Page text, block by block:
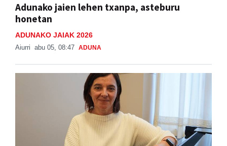
Adunako jaien lehen txanpa, asteburu
honetan
ADUNAKO JAIAK 2026
Aiurri abu 05, 08:47 ADUNA